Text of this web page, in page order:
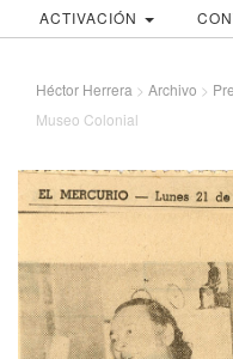
ACTIVACIÓN
Héctor Herrera > Archivo >
Museo Colonial